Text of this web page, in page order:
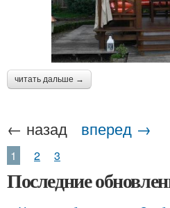
читать дальше →
← назад вперед →
1 2 3
Последние